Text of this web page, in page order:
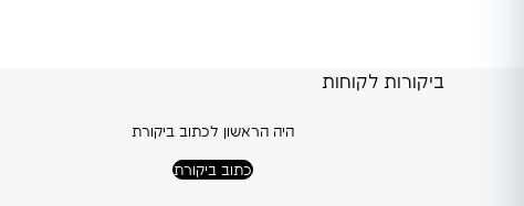
ביקורות לקוחות
היה הראשון לכתוב ביקורת
כתוב ביקורת